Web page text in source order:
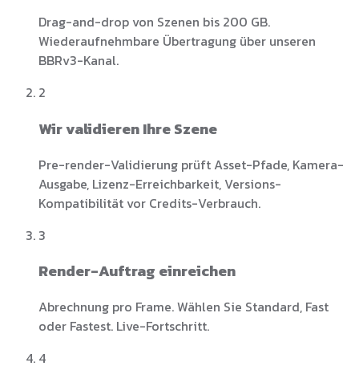
Drag-and-drop von Szenen bis 200 GB.
Wiederaufnehmbare Übertragung über unseren
BBRv3-Kanal.
2
Wir validieren Ihre Szene
Pre-render-Validierung prüft Asset-Pfade, Kamera-
Ausgabe, Lizenz-Erreichbarkeit, Versions-
Kompatibilität vor Credits-Verbrauch.
3
Render-Auftrag einreichen
Abrechnung pro Frame. Wählen Sie Standard, Fast
oder Fastest. Live-Fortschritt.
4